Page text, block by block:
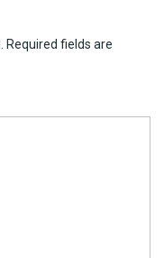
Required fields are